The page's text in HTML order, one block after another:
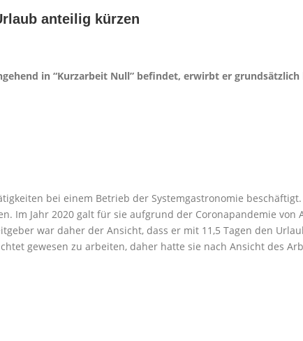
anteilig kürzen
in “Kurzarbeit Null” befindet, erwirbt er
bei einem Betrieb der Systemgastronomie
Im Jahr 2020 galt für sie aufgrund der Coronapandemie
war daher der Ansicht, dass er mit 11,5 Tagen den
gewesen zu arbeiten, daher hatte sie nach Ansicht des